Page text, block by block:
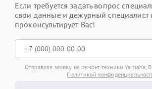
Если требуется задать вопрос
свои данные и дежурный специалист
проконсультирует Вас!
Отправляя заявку на ремонт техники Yamaha,
Политикой